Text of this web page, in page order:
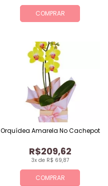
COMPRAR
COMPRAR
3x de R$ 69,87
R$209,62
Orquídea Amarela No Cachepot